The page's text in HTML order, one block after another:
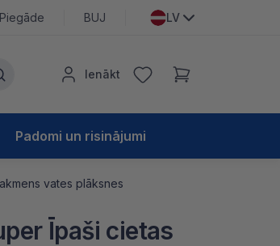
Piegāde BUJ LV
Ienākt
Padomi un risinājumi
vates plāksnes
Īpaši cietas